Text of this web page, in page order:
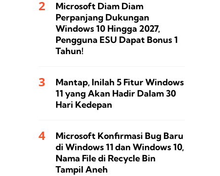
Microsoft Diam Diam
Perpanjang Dukungan
Windows 10 Hingga 2027,
Pengguna ESU Dapat Bonus 1
Tahun!
Mantap, Inilah 5 Fitur Windows
11 yang Akan Hadir Dalam 30
Hari Kedepan
Microsoft Konfirmasi Bug Baru
di Windows 11 dan Windows 10,
Nama File di Recycle Bin
Tampil Aneh